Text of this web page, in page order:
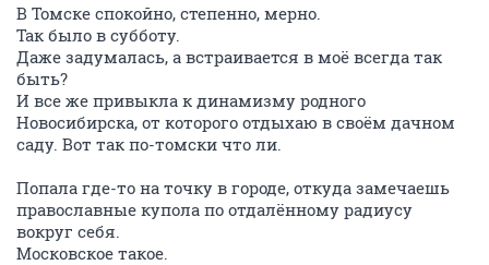
В Томске спокойно, степенно, мерно.
Так было в субботу.
Даже задумалась, а встраивается в моё всегда так
быть?
И все же привыкла к динамизму родного
Новосибирска, от которого отдыхаю в своём дачном
саду. Вот так по-томски что ли.
Попала где-то на точку в городе, откуда замечаешь
православные купола по отдалённому радиусу
вокруг себя.
Московское такое.